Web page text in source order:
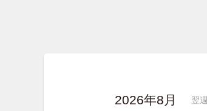
2026年8月 翌週